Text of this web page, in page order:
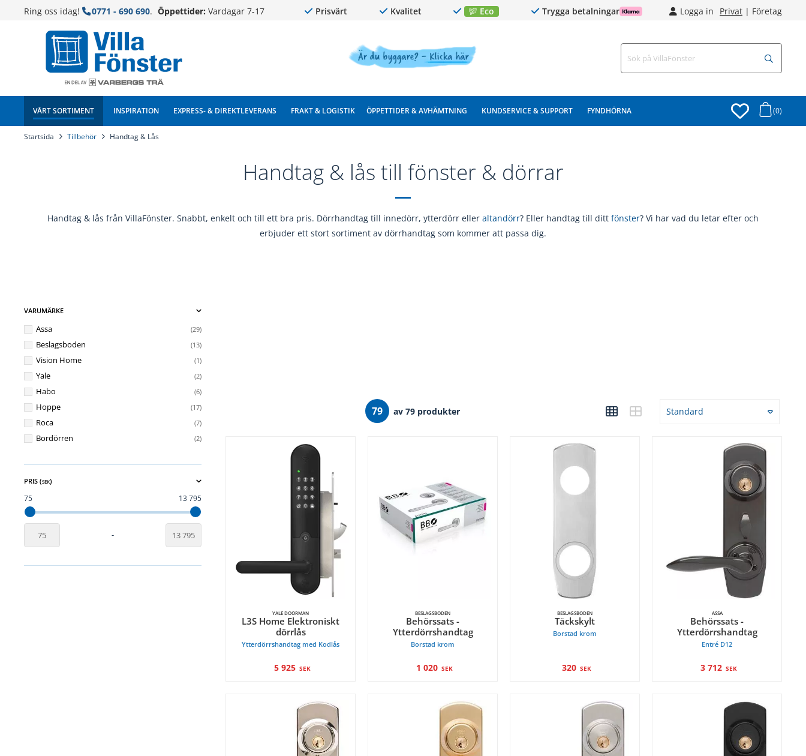
Ring oss idag! 0771 - 690 690. Öppettider: Vardagar 7-17 Prisvärt Kvalitet Eco Trygga betalningar Logga in Privat| Företag
VÅRT SORTIMENT INSPIRATION EXPRESS- & DIREKTLEVERANS FRAKT & LOGISTIK ÖPPETTIDER & AVHÄMTNING KUNDSERVICE & SUPPORT FYNDHÖRNA (0)
Startsida Tillbehör Handtag & Lås
Handtag & lås till fönster & dörrar
Handtag & lås från VillaFönster. Snabbt, enkelt och till ett bra pris. Dörrhandtag till innedörr, ytterdörr eller altandörr? Eller handtag till ditt fönster? Vi har vad du letar efter och
erbjuder ett stort sortiment av dörrhandtag som kommer att passa dig.
VARUMÄRKE
29
Assa
13
Beslagsboden
1
Vision Home
2
Yale
6
Habo
17
Hoppe
7
Roca
2
Bordörren
PRIS (SEK)
75 13 795
-
79 av 79 produkter Standard
YALE DOORMAN
L3S Home Elektroniskt
dörrlås
Ytterdörrshandtag med Kodlås
5 925 SEK
BESLAGSBODEN
Behörssats -
Ytterdörrshandtag
Borstad krom
1 020 SEK
BESLAGSBODEN
Täckskylt
Borstad krom
320 SEK
ASSA
Behörssats -
Ytterdörrshandtag
Entré D12
3 712 SEK